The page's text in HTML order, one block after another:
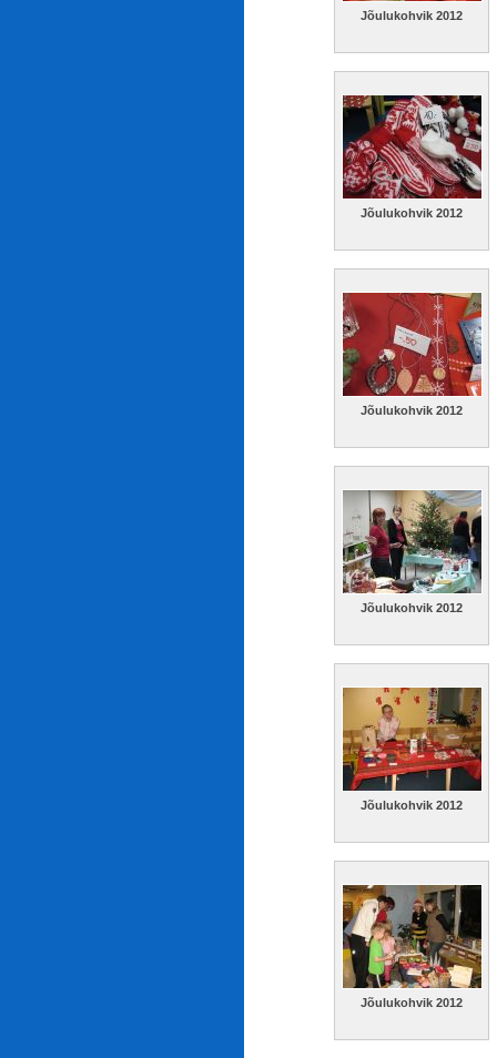
Jõulukohvik 2012
Jõulukohvik 2012
Jõulukohvik 2012
Jõulukohvik 2012
Jõulukohvik 2012
Jõulukohvik 2012